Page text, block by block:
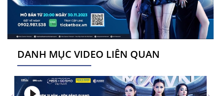
Video
DANH MỤC VIDEO LIÊN QUAN